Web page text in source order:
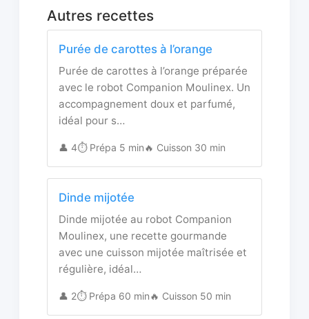
Autres recettes
Purée de carottes à l’orange
Purée de carottes à l’orange préparée
avec le robot Companion Moulinex. Un
accompagnement doux et parfumé,
idéal pour s…
👤 4⏱️ Prépa 5 min🔥 Cuisson 30 min
Dinde mijotée
Dinde mijotée au robot Companion
Moulinex, une recette gourmande
avec une cuisson mijotée maîtrisée et
régulière, idéal…
👤 2⏱️ Prépa 60 min🔥 Cuisson 50 min